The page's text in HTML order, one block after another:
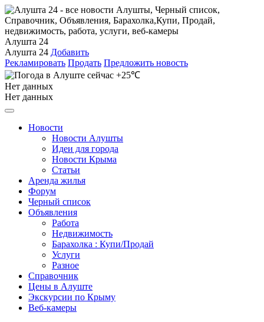
Алушта 24
Алушта 24 Добавить
Рекламировать Продать Предложить новость
+25℃
Нет данных
Нет данных
Новости
Новости Алушты
Идеи для города
Новости Крыма
Статьи
Аренда жилья
Форум
Черный список
Объявления
Работа
Недвижимость
Барахолка : Купи/Продай
Услуги
Разное
Справочник
Цены в Алуште
Экскурсии по Крыму
Веб-камеры